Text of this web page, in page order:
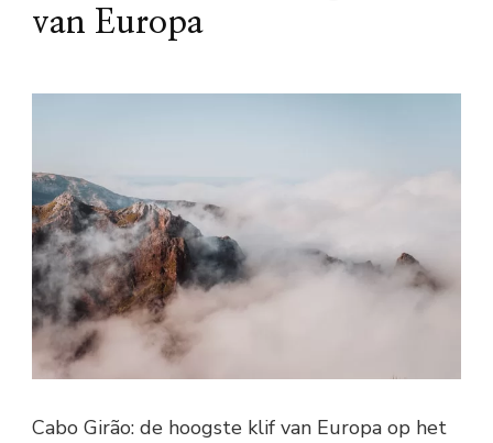
van Europa
Cabo Girão: de hoogste klif van Europa op het